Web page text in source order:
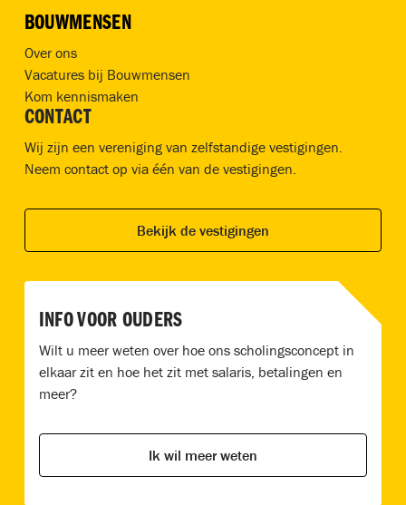
BOUWMENSEN
Over ons
Vacatures bij Bouwmensen
Kom kennismaken
CONTACT
Wij zijn een vereniging van zelfstandige vestigingen.
Neem contact op via één van de vestigingen.
Bekijk de vestigingen
INFO VOOR OUDERS
Wilt u meer weten over hoe ons scholingsconcept in
elkaar zit en hoe het zit met salaris, betalingen en
meer?
Ik wil meer weten